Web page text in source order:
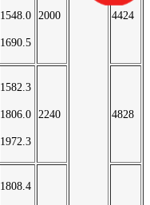
1548.0
1690.5
2000 4424
1582.3
1806.0
1972.3
2240 4828
1808.4